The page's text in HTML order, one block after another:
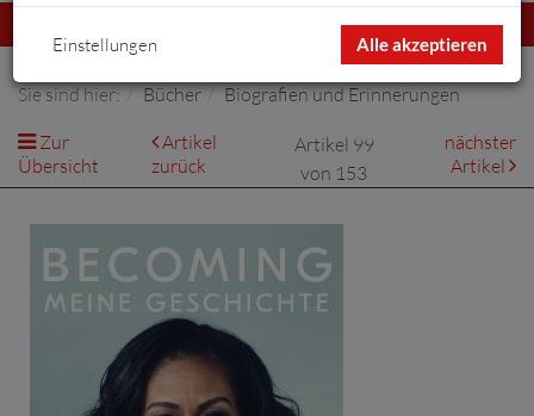
umschalten
Sie sind hier: Bücher
Biografien und Erinnerungen
Zur
Übersicht
Artikel
zurück
Artikel 99
von 153
nächster
Artikel
Alle akzeptieren
Einstellungen